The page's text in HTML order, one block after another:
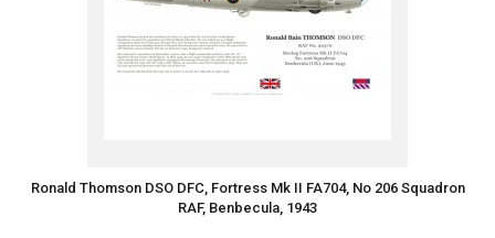
Ronald Thomson DSO DFC, Fortress Mk II FA704, No 206 Squadron
RAF, Benbecula, 1943